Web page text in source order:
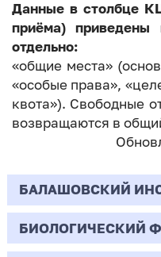
Данные в столбце
приёма) приведены
отдельно:
«общие места»
«особые права»,
квота»). Свободные
возвращаются в
БАЛАШОВСКИЙ
44.03.02
БИОЛОГИЧЕСКИЙ